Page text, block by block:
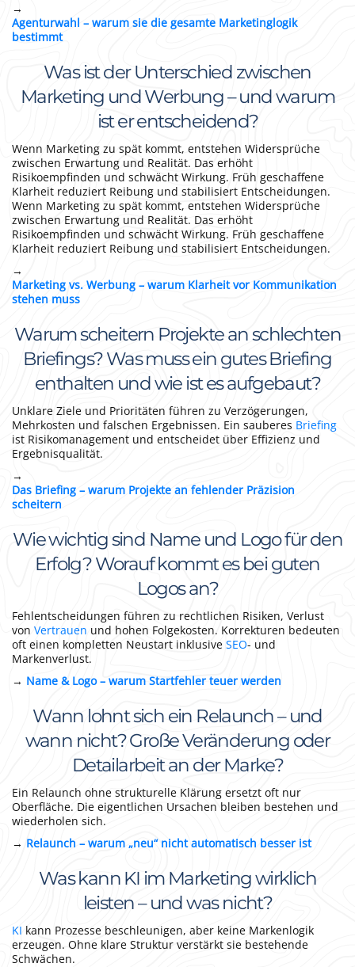
→
Agenturwahl – warum sie die gesamte Marketinglogik
bestimmt
Was ist der Unterschied zwischen
Marketing und Werbung – und warum
ist er entscheidend?
Wenn Marketing zu spät kommt, entstehen Widersprüche
zwischen Erwartung und Realität. Das erhöht
Risikoempfinden und schwächt Wirkung. Früh geschaffene
Klarheit reduziert Reibung und stabilisiert Entscheidungen.
Wenn Marketing zu spät kommt, entstehen Widersprüche
zwischen Erwartung und Realität. Das erhöht
Risikoempfinden und schwächt Wirkung. Früh geschaffene
Klarheit reduziert Reibung und stabilisiert Entscheidungen.
→
Marketing vs. Werbung – warum Klarheit vor Kommunikation
stehen muss
Warum scheitern Projekte an schlechten
Briefings? Was muss ein gutes Briefing
enthalten und wie ist es aufgebaut?
Unklare Ziele und Prioritäten führen zu Verzögerungen,
Mehrkosten und falschen Ergebnissen. Ein sauberes Briefing
ist Risikomanagement und entscheidet über Effizienz und
Ergebnisqualität.
→
Das Briefing – warum Projekte an fehlender Präzision
scheitern
Wie wichtig sind Name und Logo für den
Erfolg? Worauf kommt es bei guten
Logos an?
Fehlentscheidungen führen zu rechtlichen Risiken, Verlust
von Vertrauen und hohen Folgekosten. Korrekturen bedeuten
oft einen kompletten Neustart inklusive SEO- und
Markenverlust.
→ Name & Logo – warum Startfehler teuer werden
Wann lohnt sich ein Relaunch – und
wann nicht? Große Veränderung oder
Detailarbeit an der Marke?
Ein Relaunch ohne strukturelle Klärung ersetzt oft nur
Oberfläche. Die eigentlichen Ursachen bleiben bestehen und
wiederholen sich.
→ Relaunch – warum „neu“ nicht automatisch besser ist
Was kann KI im Marketing wirklich
leisten – und was nicht?
KI kann Prozesse beschleunigen, aber keine Markenlogik
erzeugen. Ohne klare Struktur verstärkt sie bestehende
Schwächen.